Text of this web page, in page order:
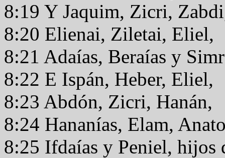
8:19 Y Jaquim, Zicri,
8:20 Elienai, Ziletai, Eliel,
8:21 Adaías, Beraías y
8:22 E Ispán, Heber, Eliel,
8:23 Abdón, Zicri, Hanán,
8:24 Hananías, Elam,
8:25 Ifdaías y Peniel, hijos